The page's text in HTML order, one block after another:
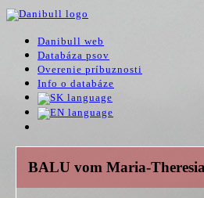
Danibull web
Databáza psov
Overenie príbuznosti
Info o databáze
BALU vom Maria-